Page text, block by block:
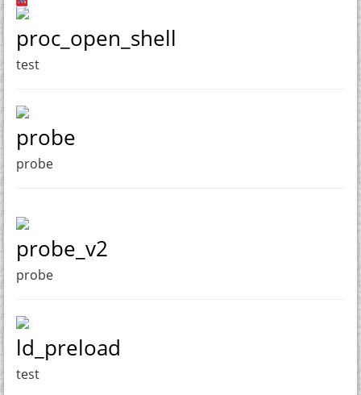
proc_open_shell
test
probe
probe
probe_v2
probe
ld_preload
test